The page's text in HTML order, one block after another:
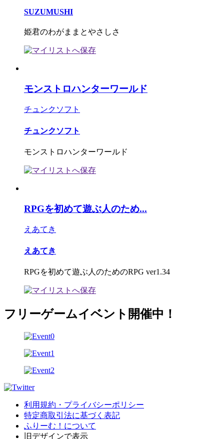
SUZUMUSHI
姫君のわがままとやさしさ
モンストロハンターワールド
チュンクソフト
チュンクソフト
モンストロハンターワールド
RPGを初めて遊ぶ人のため...
えあてき
えあてき
RPGを初めて遊ぶ人のためのRPG ver1.34
フリーゲームイベント開催中！
利用規約・プライバシーポリシー
特定商取引法に基づく表記
ふりーむ！について
旧デザインで表示